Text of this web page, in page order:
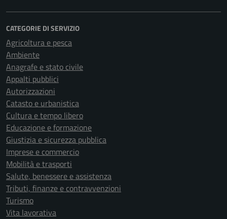
CATEGORIE DI SERVIZIO
Agricoltura e pesca
Ambiente
Anagrafe e stato civile
Appalti pubblici
Autorizzazioni
Catasto e urbanistica
Cultura e tempo libero
Educazione e formazione
Giustizia e sicurezza pubblica
Imprese e commercio
Mobilità e trasporti
Salute, benessere e assistenza
Tributi, finanze e contravvenzioni
Turismo
Vita lavorativa